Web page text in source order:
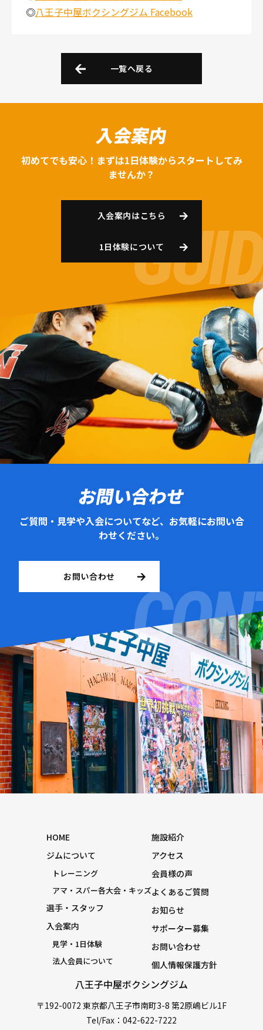
◎八王子中屋ボクシングジム Facebook
一覧へ戻る
入会案内
初めてでも安心！まずは1日体験からスタートしてみ
ませんか？
入会案内はこちら
1日体験について
お問い合わせ
ご質問・見学や入会についてなど、お気軽にお問い合
わせください。
お問い合わせ
八王子中屋ボクシングジム
〒192-0072 東京都八王子市南町3-8 第2原嶋ビル1F
Tel/Fax：042-622-7222
HOME
ジムについて
トレーニング
アマ・スパー各大会・キッズ
選手・スタッフ
入会案内
見学・1日体験
法人会員について
施設紹介
アクセス
会員様の声
よくあるご質問
お知らせ
サポーター募集
お問い合わせ
個人情報保護方針